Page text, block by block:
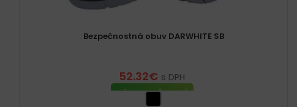
Bezpečnostná obuv DARWHITE SB
52.32€ s DPH
VÝBER MOŽNOSTÍ